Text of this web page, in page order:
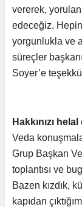
vererek,
edeceğiz.
yorgunlukla ve
süreçler
Soyer’e
Hakkınızı
Veda
Grup Başkan
toplantısı ve
Bazen kızdık,
kapıdan